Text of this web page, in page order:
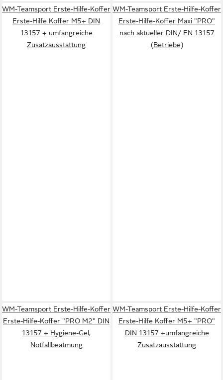
WM-Teamsport Erste-Hilfe-Koffer
Erste-Hilfe Koffer M5+ DIN
13157 + umfangreiche
Zusatzausstattung
WM-Teamsport Erste-Hilfe-Koffer
Erste-Hilfe-Koffer Maxi "PRO"
nach aktueller DIN/ EN 13157
(Betriebe)
WM-Teamsport Erste-Hilfe-Koffer
Erste-Hilfe-Koffer "PRO M2" DIN
13157 + Hygiene-Gel,
Notfallbeatmung
WM-Teamsport Erste-Hilfe-Koffer
Erste-Hilfe Koffer M5+ "PRO"
DIN 13157 +umfangreiche
Zusatzausstattung